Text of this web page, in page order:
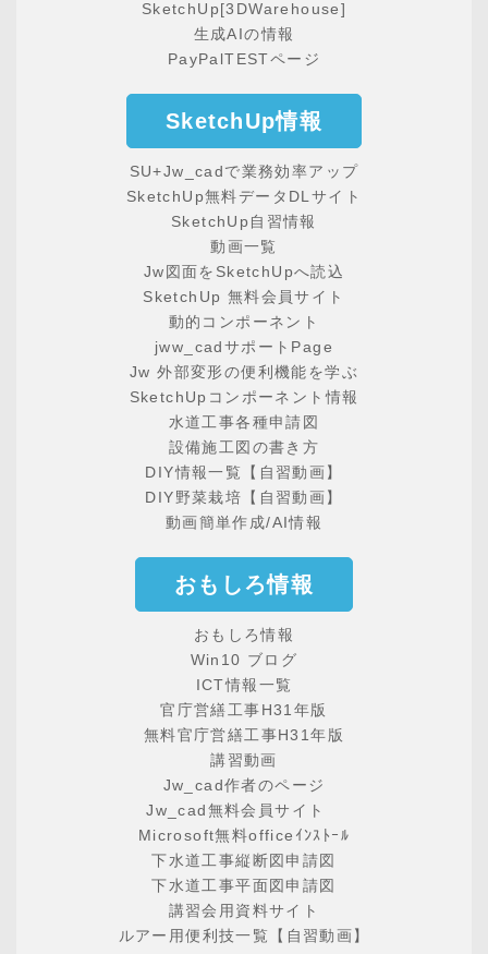
SketchUp[3DWarehouse]
生成AIの情報
PayPalTESTページ
SketchUp情報
SU+Jw_cadで業務効率アップ
SketchUp無料データDLサイト
SketchUp自習情報
動画一覧
Jw図面をSketchUpへ読込
SketchUp 無料会員サイト
動的コンポーネント
jww_cadサポートPage
Jw 外部変形の便利機能を学ぶ
SketchUpコンポーネント情報
水道工事各種申請図
設備施工図の書き方
DIY情報一覧【自習動画】
DIY野菜栽培【自習動画】
動画簡単作成/AI情報
おもしろ情報
おもしろ情報
Win10 ブログ
ICT情報一覧
官庁営繕工事H31年版
無料官庁営繕工事H31年版
講習動画
Jw_cad作者のページ
Jw_cad無料会員サイト
Microsoft無料officeｲﾝｽﾄｰﾙ
下水道工事縦断図申請図
下水道工事平面図申請図
講習会用資料サイト
ルアー用便利技一覧【自習動画】